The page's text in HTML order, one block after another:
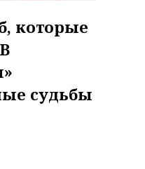
которые
судьбы